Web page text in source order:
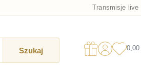
Transmisje live
Szukaj 0,00